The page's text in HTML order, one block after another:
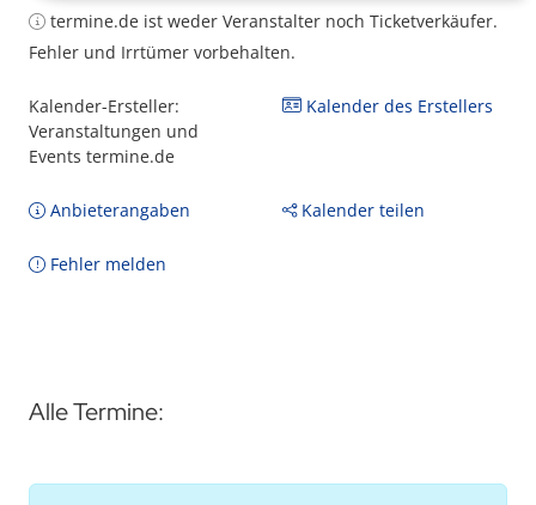
termine.de ist weder Veranstalter noch Ticketverkäufer.
Fehler und Irrtümer vorbehalten.
Kalender-Ersteller:
Veranstaltungen und
Events termine.de
Kalender des Erstellers
Anbieterangaben Kalender teilen
Fehler melden
Alle Termine: